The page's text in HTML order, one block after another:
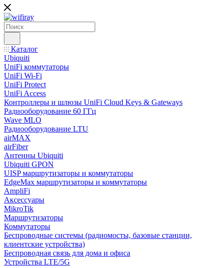
Каталог
Ubiquiti
UniFi коммутаторы
UniFi Wi-Fi
UniFi Protect
UniFi Access
Контроллеры и шлюзы UniFi Cloud Keys & Gateways
Радиооборудование 60 ГГц
Wave MLO
Радиооборудование LTU
airMAX
airFiber
Антенны Ubiquiti
Ubiquiti GPON
UISP маршрутизаторы и коммутаторы
EdgeMax маршрутизаторы и коммутаторы
AmpliFi
Аксессуары
MikroTik
Маршрутизаторы
Коммутаторы
Беспроводные системы (радиомосты, базовые станции,
клиентские устройства)
Беспроводная связь для дома и офиса
Устройства LTE/5G